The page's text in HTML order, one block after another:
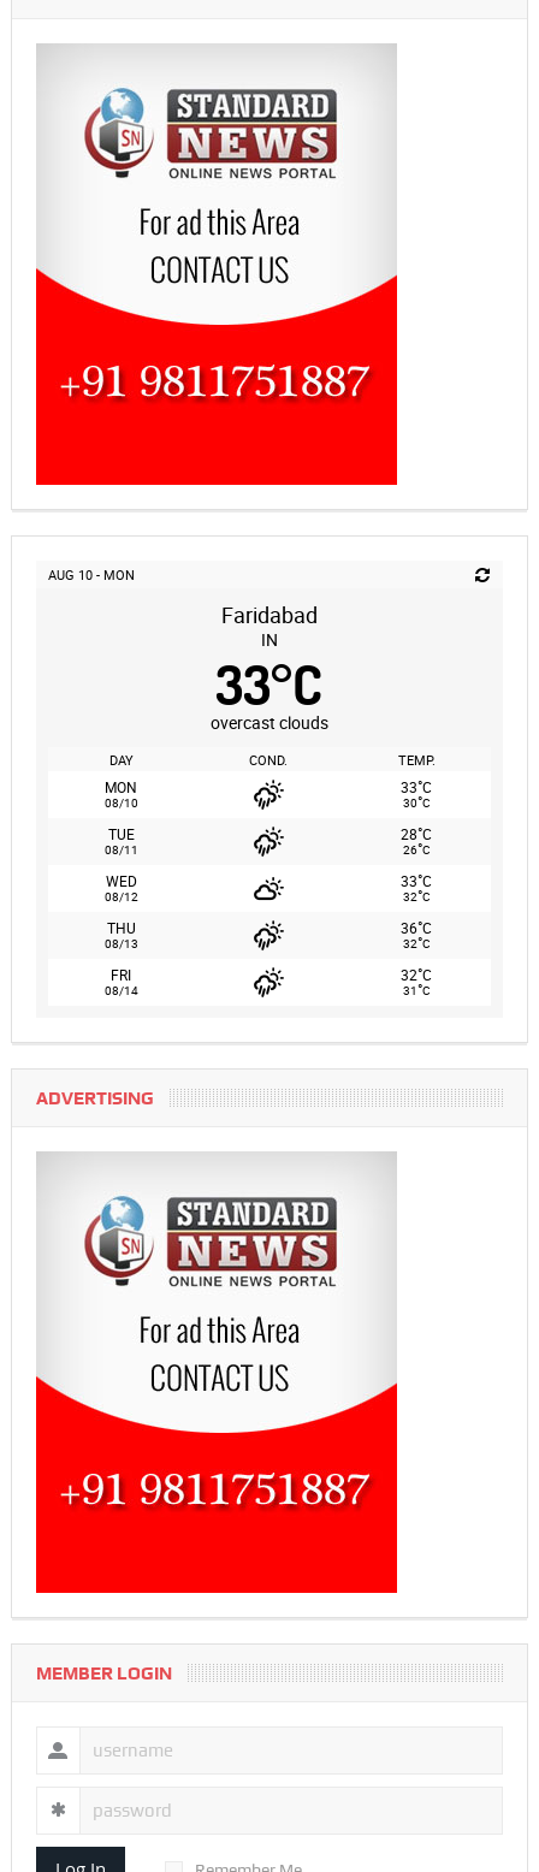
AUG 10 - MON
Faridabad
IN
33°C
overcast clouds
DAY COND. TEMP.
MON
08/10
33°C
30°C
TUE
08/11
28°C
26°C
WED
08/12
33°C
32°C
THU
08/13
36°C
32°C
FRI
08/14
32°C
31°C
ADVERTISING
MEMBER LOGIN